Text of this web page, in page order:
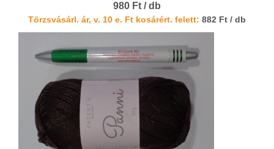
980 Ft / db
Törzsvásárl. ár, v. 10 e. Ft kosárért. felett: 882 Ft / db